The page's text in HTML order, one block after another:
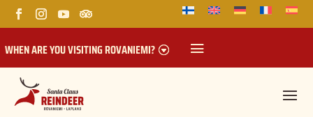
WHEN ARE YOU VISITING ROVANIEMI?